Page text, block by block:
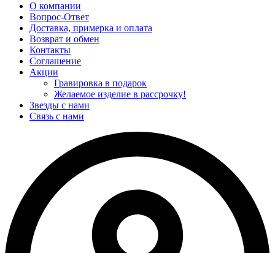
О компании
Вопрос-Ответ
Доставка, примерка и оплата
Возврат и обмен
Контакты
Соглашение
Акции
Гравировка в подарок
Желаемое изделие в рассрочку!
Звезды с нами
Связь с нами